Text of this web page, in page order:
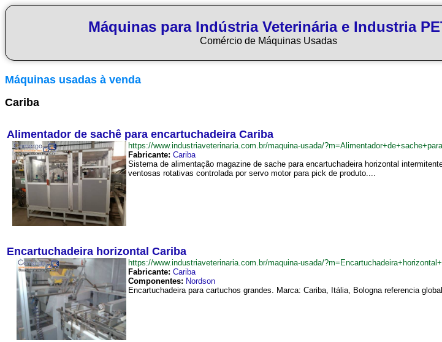
Máquinas para Indústria Veterinária e Industria
Comércio de Máquinas Usadas
Máquinas usadas à venda
Cariba
Alimentador de sachê para encartuchadeira Cariba
https://www.industriaveterinaria.com.br/maquina-usada/
Fabricante: Cariba
Sistema de alimentação magazine de sache para encartuchadeira horizontal
ventosas rotativas controlada por servo motor para pick de produto....
Encartuchadeira horizontal Cariba
https://www.industriaveterinaria.com.br/maquina-usada/
Fabricante: Cariba
Componentes: Nordson
Encartuchadeira para cartuchos grandes. Marca: Cariba, Itália, Bologna referencia